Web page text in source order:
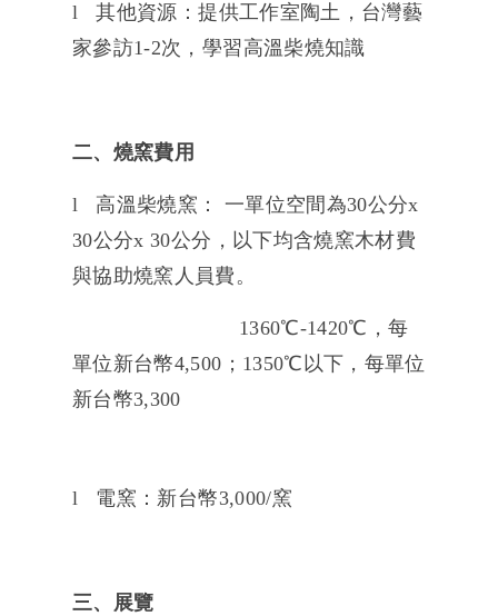
l 其他資源：提供工作室陶土，台灣藝
家參訪1-2次，學習高溫柴燒知識
二、燒窯費用
l 高溫柴燒窯： 一單位空間為30公分x
30公分x 30公分，以下均含燒窯木材費
與協助燒窯人員費。
1360℃-1420℃，每
單位新台幣4,500；1350℃以下，每單位
新台幣3,300
l 電窯：新台幣3,000/窯
三、展覽